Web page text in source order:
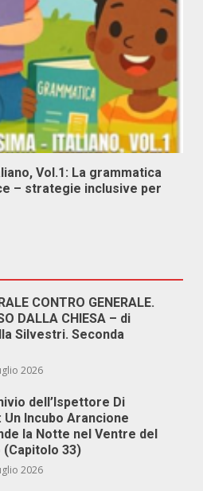
Vol.1: La grammatica
– strategie inclusive per
CONTRO GENERALE.
DALLA CHIESA – di
Silvestri. Seconda
2026
dell’Ispettore Di
Un Incubo Arancione
la Notte nel Ventre del
33)
2026